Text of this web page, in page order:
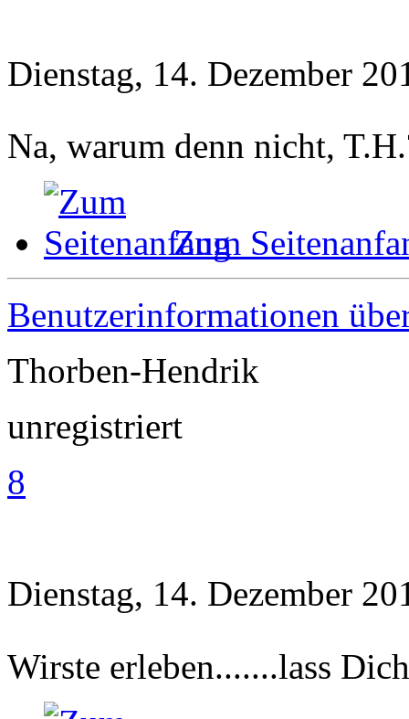
Dienstag, 14. Dezember
Na, warum denn nicht,
Zum
Benutzerinformationen
Thorben-Hendrik
unregistriert
8
Dienstag, 14. Dezember
Wirste erleben.......lass